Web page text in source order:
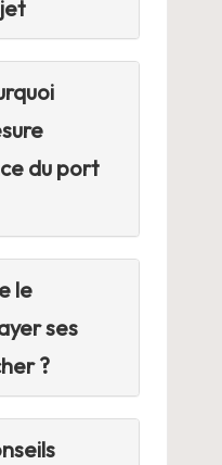
du port
le
ses
?